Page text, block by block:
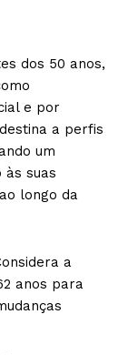
dos 50 anos,
e por
a perfis
um
às suas
longo da
a
anos para